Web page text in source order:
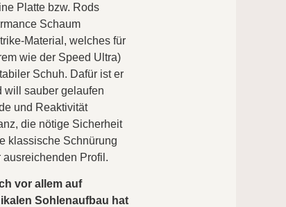
Platte bzw. Rods
Schaum
Material, welches für
wie der Speed Ultra)
Schuh. Dafür ist er
will sauber gelaufen
und Reaktivität
die nötige Sicherheit
klassische Schnürung
Profil.
vor allem auf
Sohlenaufbau hat